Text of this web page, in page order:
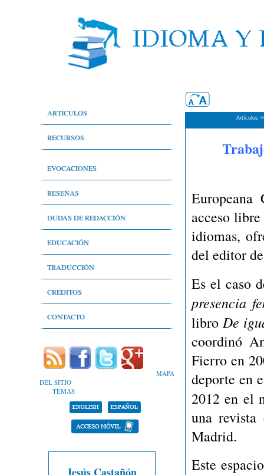
ARTÍCULOS
Aspectos generales
RECURSOS
EVOCACIONES
Evocaciones
Sala de prensa
Periodistas por el buen uso del idioma
RESEÑAS
Deporte en general
Literatura
Literatura infantil y juvenil
Lenguaje técnico del deporte
Lenguaje periodístico y comunicación
DUDAS DE REDACCIÓN
Historia
Nivel léxico
EDUCACIÓN
TRADUCCIÓN
CRÉDITOS
Autores
Estadísticas
Objetivos
Portafolio
CONTACTO
MAPA
DEL SITIO
TEMAS
Artículos
acceso
idiomas,
del editor
Es el caso
presencia
libro De
coordinó
Fierro en
deporte en
2012 en el
una revista
Madrid.
Este